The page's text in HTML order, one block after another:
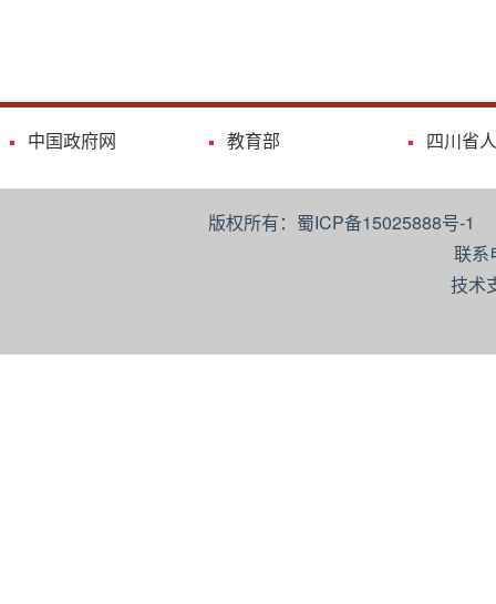
中国政府网 教育部 四川省
版权所有：蜀ICP备15025888号-
联系
技术